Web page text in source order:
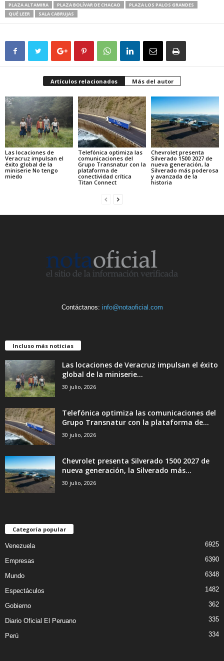
PLAZA ALTAMIRA
PLAZA BOLÍVAR DE CHACAO
PLAZA LOS PALOS GRANDES
QUÉ LEER
SALA CABRUJAS
Artículos relacionados Más del autor
Las locaciones de
Veracruz impulsan el
éxito global de la
miniserie No tengo
miedo
Telefónica optimiza las
comunicaciones del
Grupo Transnatur con la
plataforma de
conectividad crítica
Titan Connect
Chevrolet presenta
Silverado 1500 2027 de
nueva generación, la
Silverado más poderosa
y avanzada de la
historia
Contáctanos: info@notaoficial.com
Incluso más noticias
Las locaciones de Veracruz impulsan el éxito
global de la miniserie...
30 julio, 2026
Telefónica optimiza las comunicaciones del
Grupo Transnatur con la plataforma de...
30 julio, 2026
Chevrolet presenta Silverado 1500 2027 de
nueva generación, la Silverado más...
30 julio, 2026
Categoría popular
Venezuela 6925
Empresas 6390
Mundo 6348
Espectáculos 1482
Gobierno 362
Diario Oficial El Peruano 335
Perú 334